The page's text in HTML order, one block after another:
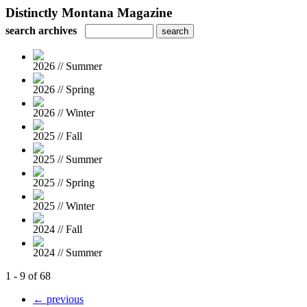
Distinctly Montana Magazine
search archives
2026 // Summer
2026 // Spring
2026 // Winter
2025 // Fall
2025 // Summer
2025 // Spring
2025 // Winter
2024 // Fall
2024 // Summer
1 - 9 of 68
← previous